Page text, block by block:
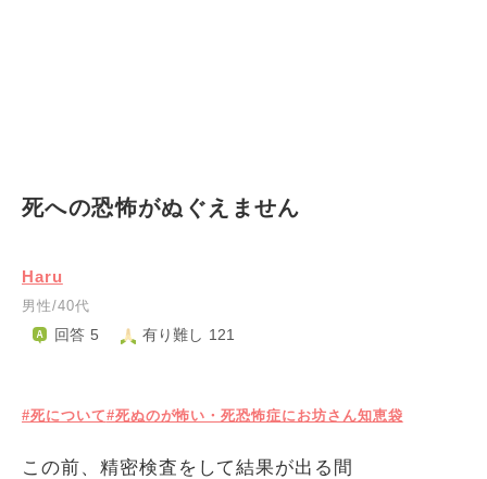
死への恐怖がぬぐえません
Haru
男性/40代
回答 5 有り難し 121
#死について#死ぬのが怖い・死恐怖症にお坊さん知恵袋
この前、精密検査をして結果が出る間